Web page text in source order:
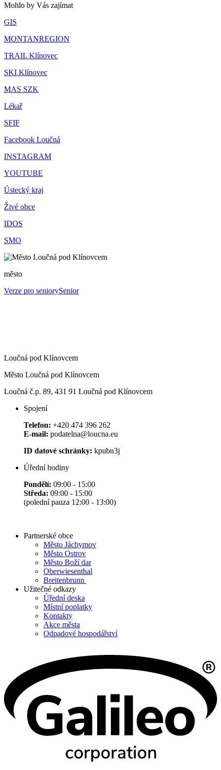
Mohlo by Vás zajímat
GIS
MONTANREGION
TRAIL Klínovec
SKI Klínovec
MAS SZK
Lékař
SFIF
Facebook Loučná
INSTAGRAM
YOUTUBE
Ústecký kraj
Živé obce
IDOS
SMO
město
Verze pro seniorySenior
Loučná pod Klínovcem
Město Loučná pod Klínovcem
Loučná č.p. 89, 431 91 Loučná pod Klínovcem
Spojení
Telefon: +420 474 396 262
E-mail: podatelna@loucna.eu
ID datové schránky: kpubn3j
Úřední hodiny
Pondělí: 09:00 - 15:00
Středa: 09:00 - 15:00
(polední pauza 12:00 - 13:00)
Partnerské obce
Město Jáchymov
Město Ostrov
Město Boží dar
Oberwiesenthal
Breitenbrunn
Užitečné odkazy
Úřední deska
Místní poplatky
Kontakty
Akce města
Odpadové hospodářství